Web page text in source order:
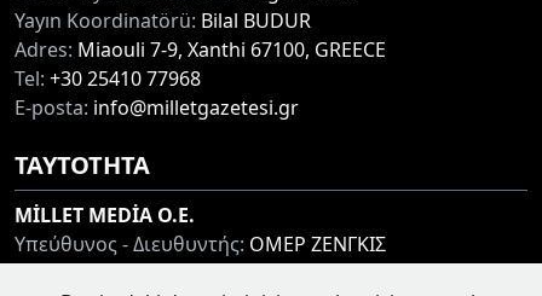
Yayın Koordinatörü: Bilal BUDUR
Adres: Miaouli 7-9, Xanthi 67100, GREECE
Tel: +30 25410 77968
E-posta: info@milletgazetesi.gr
ΤΑΥΤΟΤΗΤΑ
MİLLET MEDİA O.E.
Υπεύθυνος - Διευθυντής: ΟΜΕΡ ΖΕΝΓΚΙΣ